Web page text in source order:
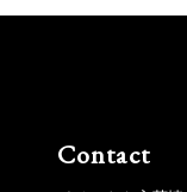
Contact